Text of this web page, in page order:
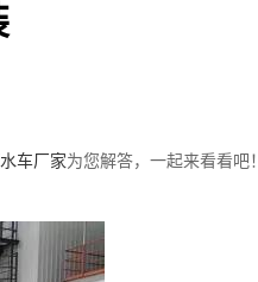
车厂家为您解答，一起来看看吧！